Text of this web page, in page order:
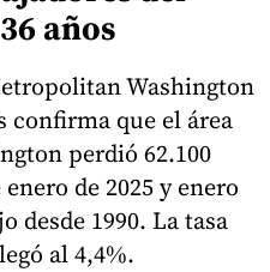
años
Washington
confirma que el área
perdió 62.100
de 2025 y enero
desde 1990. La tasa
al 4,4%.